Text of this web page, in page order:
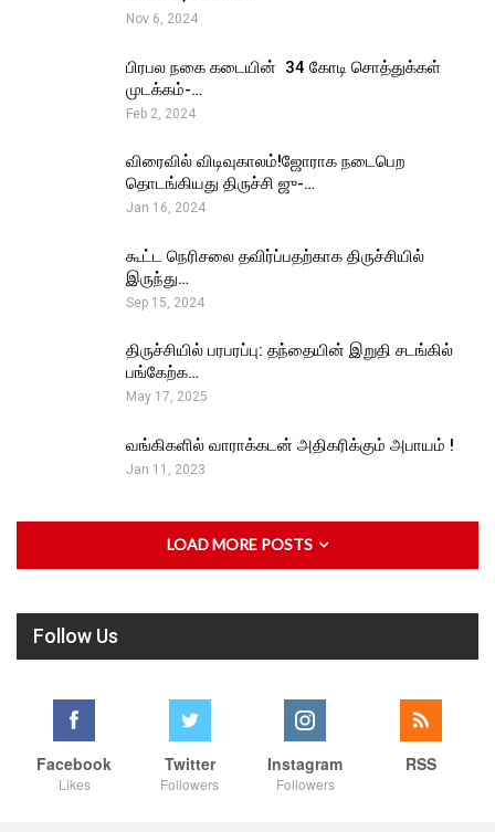
Nov 6, 2024
பிரபல நகை கடையின் ₹ 34 கோடி சொத்துக்கள்
முடக்கம்-…
Feb 2, 2024
விரைவில் விடிவுகாலம்!ஜோராக நடைபெற
தொடங்கியது திருச்சி ஜு-…
Jan 16, 2024
கூட்ட நெரிசலை தவிர்ப்பதற்காக திருச்சியில்
இருந்து…
Sep 15, 2024
திருச்சியில் பரபரப்பு: தந்தையின் இறுதி சடங்கில்
பங்கேற்க…
May 17, 2025
வங்கிகளில் வாராக்கடன் அதிகரிக்கும் அபாயம் !
Jan 11, 2023
LOAD MORE POSTS
Follow Us
Facebook
Likes
Twitter
Followers
Instagram
Followers
RSS